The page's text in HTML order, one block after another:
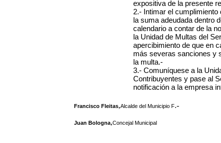
expositiva de la presente
2.- Intimar el
la suma adeudada dentro
calendario a contar de la
la Unidad de Multas del
apercibimiento de que en
más severas sanciones y
la multa.-
3.- Comuníquese a la
Contribuyentes y pase al
notificación a la empresa
Francisco Fleitas,Alcalde del Municipio F.-
Juan Bologna,Concejal Municipal